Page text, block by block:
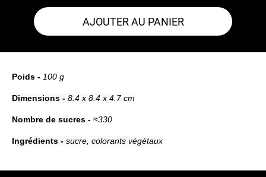
AJOUTER AU PANIER
Poids - 100 g
Dimensions - 8.4 x 8.4 x 4.7 cm
Nombre de sucres - ≈330
Ingrédients - sucre, colorants végétaux